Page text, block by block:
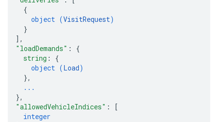
{
object (VisitRequest)
}
] ,
"loadDemands" : {
string : {
object (Load)
},
...
},
"allowedVehicleIndices" :
[
integer